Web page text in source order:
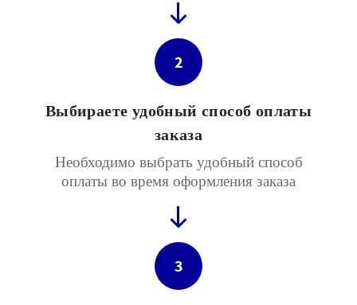
2
Выбираете удобный способ оплаты
заказа
Необходимо выбрать удобный способ
оплаты во время оформления заказа
3